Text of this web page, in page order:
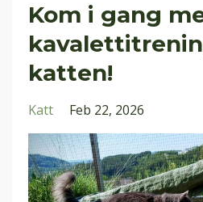
Kom i gang
katten!
Katt Feb 22, 2026